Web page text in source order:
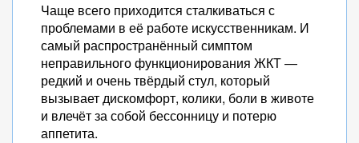
Чаще всего приходится сталкиваться с
проблемами в её работе искусственникам. И
самый распространённый симптом
неправильного функционирования ЖКТ —
редкий и очень твёрдый стул, который
вызывает дискомфорт, колики, боли в животе
и влечёт за собой бессонницу и потерю
аппетита.